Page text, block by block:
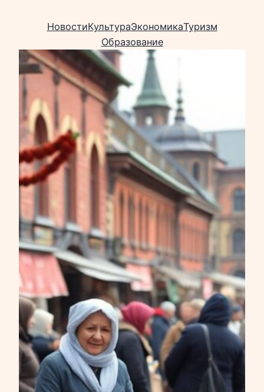
НовостиКультураЭкономикаТуризм
Образование